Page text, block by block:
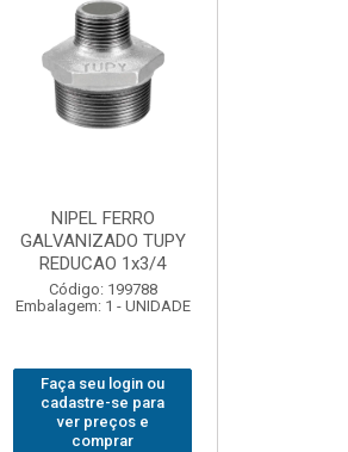
NIPEL FERRO
GALVANIZADO TUPY
REDUCAO 1x3/4
Código: 199788
Embalagem: 1 - UNIDADE
Faça seu login ou
cadastre-se para
ver preços e
comprar